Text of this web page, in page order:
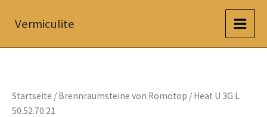
InhaltVermiculite
Startseite / Brennraumsteine von Romotop / Heat U 3G L
50.52.70.21